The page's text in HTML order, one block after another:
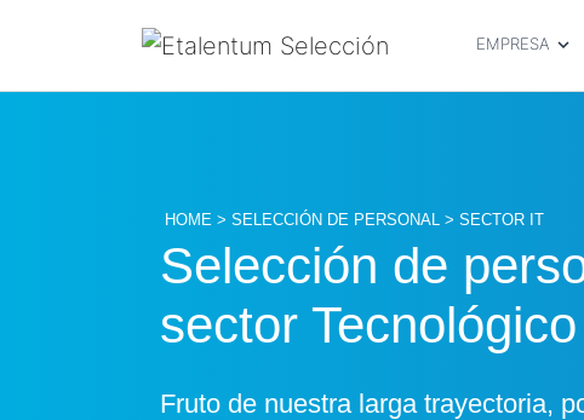
EMPRESA
HOME > SELECCIÓN DE PERSONAL > SECTOR IT
Selección de
sector Tecnológico
Fruto de nuestra larga trayectoria,